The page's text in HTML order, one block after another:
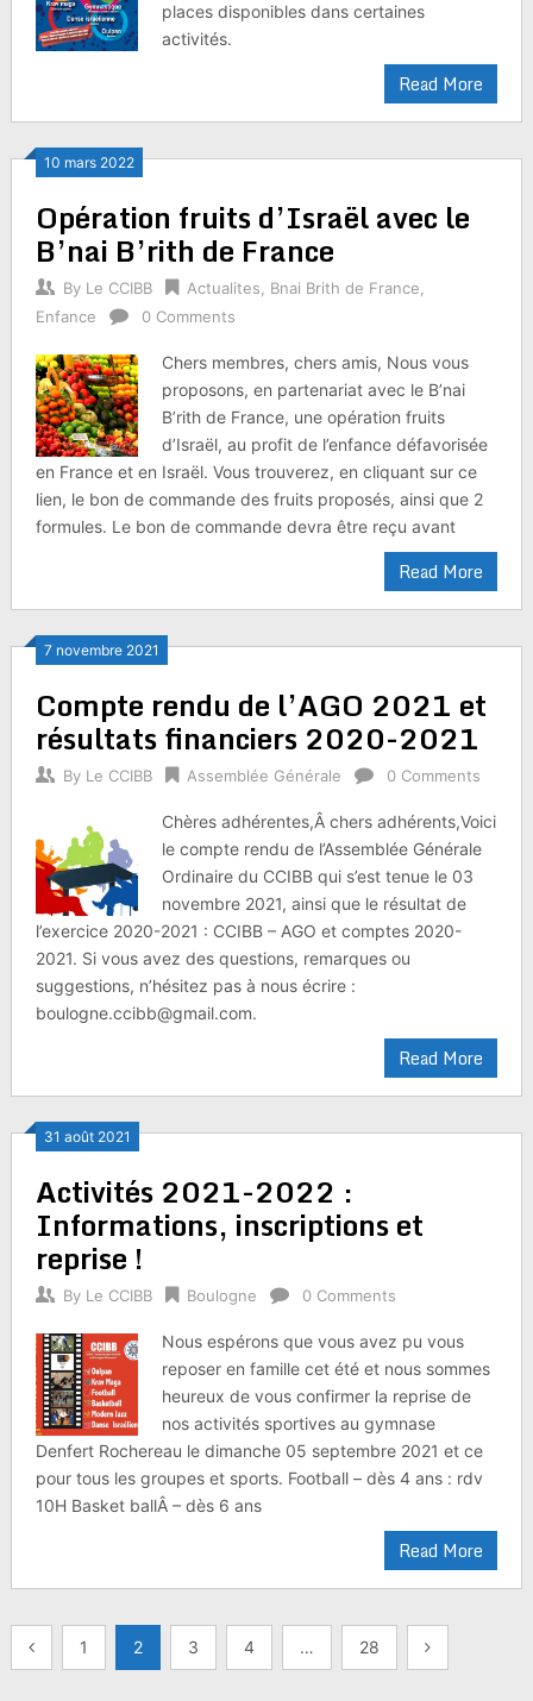
places disponibles dans certaines
activités.
Read More
10 mars 2022
Opération fruits d’Israël avec le
B’nai B’rith de France
By Le CCIBB Actualites Bnai Brith de France
Enfance
0 Comments
Chers membres, chers amis, Nous vous
proposons, en partenariat avec le B’nai
B’rith de France, une opération fruits
d’Israël, au profit de l’enfance défavorisée
en France et en Israël. Vous trouverez, en cliquant sur ce
lien, le bon de commande des fruits proposés, ainsi que 2
formules. Le bon de commande devra être reçu avant
Read More
7 novembre 2021
Compte rendu de l’AGO 2021 et
résultats financiers 2020-2021
By Le CCIBB Assemblée Générale 0 Comments
Chères adhérentes,Â chers adhérents,Voici
le compte rendu de l’Assemblée Générale
Ordinaire du CCIBB qui s’est tenue le 03
novembre 2021, ainsi que le résultat de
l’exercice 2020-2021 : CCIBB – AGO et comptes 2020-
2021. Si vous avez des questions, remarques ou
suggestions, n’hésitez pas à nous écrire :
boulogne.ccibb@gmail.com.
Read More
31 août 2021
Activités 2021-2022 :
Informations, inscriptions et
reprise !
By Le CCIBB Boulogne 0 Comments
Nous espérons que vous avez pu vous
reposer en famille cet été et nous sommes
heureux de vous confirmer la reprise de
nos activités sportives au gymnase
Denfert Rochereau le dimanche 05 septembre 2021 et ce
pour tous les groupes et sports. Football – dès 4 ans : rdv
10H Basket ballÂ – dès 6 ans
Read More
Pagination
1 2 3 4 … 28